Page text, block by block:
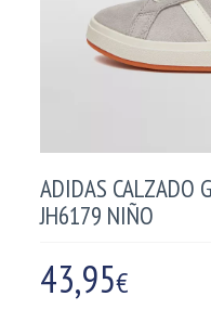
ADIDAS CALZADO
JH6179 NIÑO
43,95€